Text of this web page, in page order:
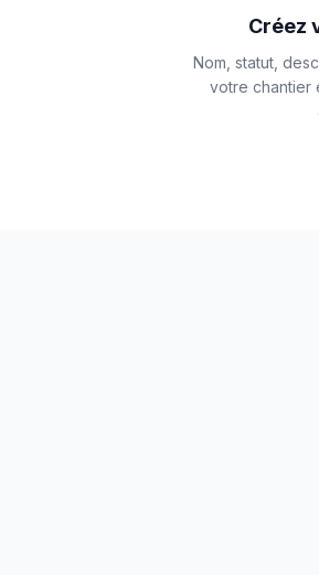
Créez
Nom, statut,
votre chantier